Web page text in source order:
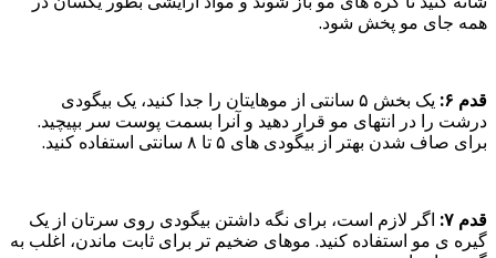
همه جای مو پخش شود.
قدم ۶:
یک بخش ۵ سانتی از موهایتان را جدا کنید، یک بیگودی
درشت را در انتهای مو قرار دهید و آنرا بسمت پوست سر بپیچید.
برای صاف شدن بهتر از بیگودی های ۵ تا ۸ سانتی استفاده کنید.
قدم ۷:
اگر لازم است، برای نگه داشتن بیگودی روی سرتان از یک
گیره ی مو استفاده کنید. موهای ضخیم تر برای ثابت ماندن، اغلب به